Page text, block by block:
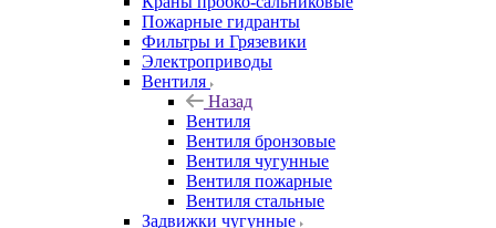
Пожарные гидранты
Фильтры и Грязевики
Электроприводы
Вентиля
Назад
Вентиля
Вентиля бронзовые
Вентиля чугунные
Вентиля пожарные
Вентиля стальные
Задвижки чугунные